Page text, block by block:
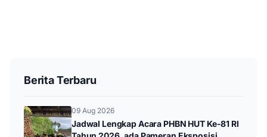
Berita Terbaru
09 Aug 2026
Jadwal Lengkap Acara PHBN HUT Ke-81 RI